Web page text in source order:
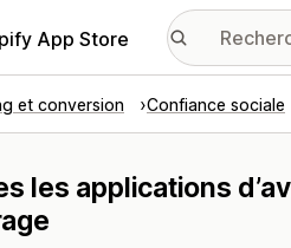
App Store
et conversion Confiance sociale
les applications